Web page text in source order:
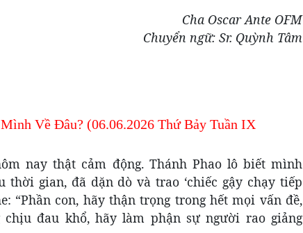
Cha Oscar Ante OFM
Chuyển ngữ: Sr. Quỳnh Tâm
Về Đâu? (06.06.2026 Thứ Bảy Tuần IX
nay thật cảm động. Thánh Phao lô biết mình
thời gian, đã dặn dò và trao ‘chiếc gậy chạy tiếp
“Phần con, hãy thận trọng trong hết mọi vấn đề,
đau khổ, hãy làm phận sự người rao giảng